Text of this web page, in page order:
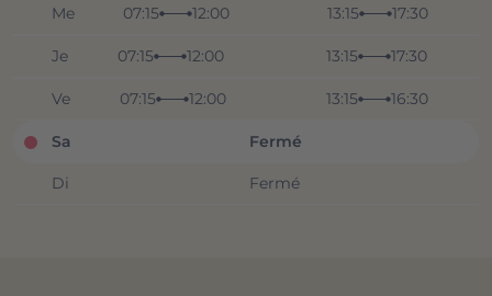
Me 07:15 12:00 13:15 17:30
Je 07:15 12:00 13:15 17:30
Ve 07:15 12:00 13:15 16:30
Sa Fermé
Di Fermé